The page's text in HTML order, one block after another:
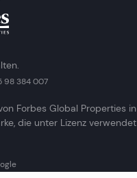
98 384 007
Forbes Global Properties in
die unter Lizenz verwendet